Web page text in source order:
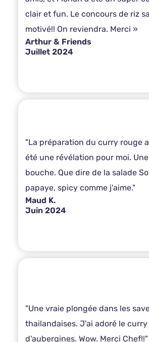
clair et fun. Le concours de riz
motivé!! On reviendra. Merci »
Arthur & Friends
Juillet 2024
"La préparation du curry rouge
été une révélation pour moi.
bouche. Que dire de la salade
papaye, spicy comme j'aime."
Maud K.
Juin 2024
"Une vraie plongée dans les
thailandaises. J'ai adoré le
d'aubergines. Wow. Merci Chef!!"